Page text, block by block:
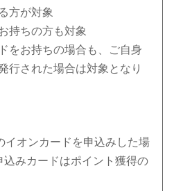
方が対象
持ちの方も対象
をお持ちの場合も、ご自身
行された場合は対象となり
オンカードを申込みした場
みカードはポイント獲得の